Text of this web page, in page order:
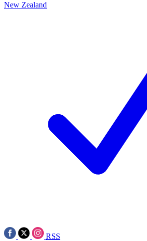
New Zealand
RSS